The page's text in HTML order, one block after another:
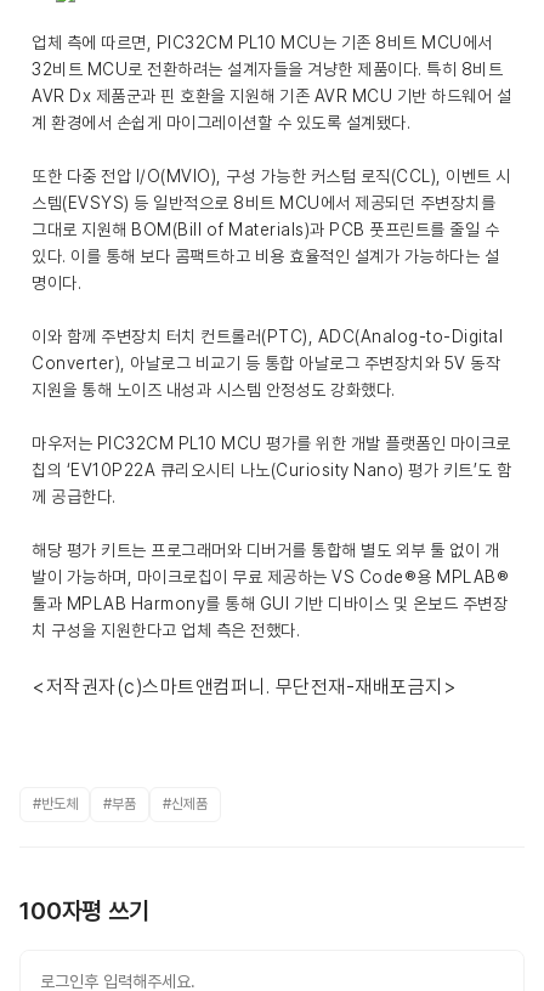
업체 측에 따르면, PIC32CM PL10 MCU는 기존 8비트 MCU에서
32비트 MCU로 전환하려는 설계자들을 겨냥한 제품이다. 특히 8비트
AVR Dx 제품군과 핀 호환을 지원해 기존 AVR MCU 기반 하드웨어 설
계 환경에서 손쉽게 마이그레이션할 수 있도록 설계됐다.
또한 다중 전압 I/O(MVIO), 구성 가능한 커스텀 로직(CCL), 이벤트 시
스템(EVSYS) 등 일반적으로 8비트 MCU에서 제공되던 주변장치를
그대로 지원해 BOM(Bill of Materials)과 PCB 풋프린트를 줄일 수
있다. 이를 통해 보다 콤팩트하고 비용 효율적인 설계가 가능하다는 설
명이다.
이와 함께 주변장치 터치 컨트롤러(PTC), ADC(Analog-to-Digital
Converter), 아날로그 비교기 등 통합 아날로그 주변장치와 5V 동작
지원을 통해 노이즈 내성과 시스템 안정성도 강화했다.
마우저는 PIC32CM PL10 MCU 평가를 위한 개발 플랫폼인 마이크로
칩의 ‘EV10P22A 큐리오시티 나노(Curiosity Nano) 평가 키트’도 함
께 공급한다.
해당 평가 키트는 프로그래머와 디버거를 통합해 별도 외부 툴 없이 개
발이 가능하며, 마이크로칩이 무료 제공하는 VS Code®용 MPLAB®
툴과 MPLAB Harmony를 통해 GUI 기반 디바이스 및 온보드 주변장
치 구성을 지원한다고 업체 측은 전했다.
<저작권자(c)스마트앤컴퍼니. 무단전재-재배포금지>
#반도체 #부품 #신제품
100자평 쓰기